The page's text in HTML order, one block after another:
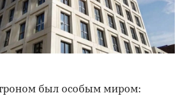
был особым миром: